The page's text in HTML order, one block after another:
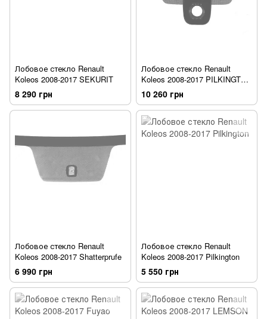
Лобовое стекло Renault
Koleos 2008-2017 SEKURIT
8 290 грн
Лобовое стекло Renault
Koleos 2008-2017 PILKINGTON
[датчик]
10 260 грн
Лобовое стекло Renault
Koleos 2008-2017 Shatterprufe
6 990 грн
Лобовое стекло Renault
Koleos 2008-2017 Pilkington
5 550 грн